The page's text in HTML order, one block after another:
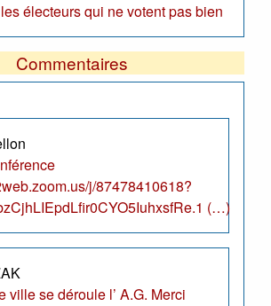
électeurs qui ne votent pas bien
Commentaires
j/87478410618?
(…)
ville se déroule l’ A.G. Merci